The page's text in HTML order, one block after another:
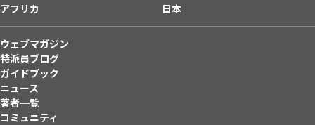
アフリカ
日本
ウェブマガジン
特派員ブログ
ガイドブック
ニュース
著者一覧
コミュニティ